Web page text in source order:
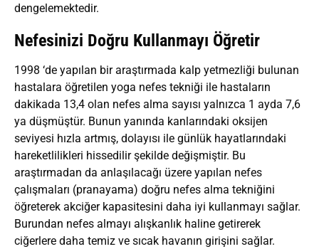
dengelemektedir.
Nefesinizi Doğru Kullanmayı Öğretir
1998 ‘de yapılan bir araştırmada kalp yetmezliği bulunan
hastalara öğretilen yoga nefes tekniği ile hastaların
dakikada 13,4 olan nefes alma sayısı yalnızca 1 ayda 7,6
ya düşmüştür. Bunun yanında kanlarındaki oksijen
seviyesi hızla artmış, dolayısı ile günlük hayatlarındaki
hareketlilikleri hissedilir şekilde değişmiştir. Bu
araştırmadan da anlaşılacağı üzere yapılan nefes
çalışmaları (pranayama) doğru nefes alma tekniğini
öğreterek akciğer kapasitesini daha iyi kullanmayı sağlar.
Burundan nefes almayı alışkanlık haline getirerek
ciğerlere daha temiz ve sıcak havanın girişini sağlar.